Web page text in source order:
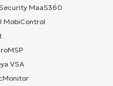
MaaS360
MobiControl
VSA